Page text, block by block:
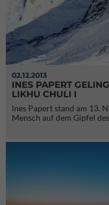
02.12.2013
INES PAPERT
LIKHU CHULI I
Ines Papert stand am 13.
Mensch auf dem Gipfel